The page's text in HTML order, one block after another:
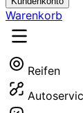
Warenkorb
Reifen